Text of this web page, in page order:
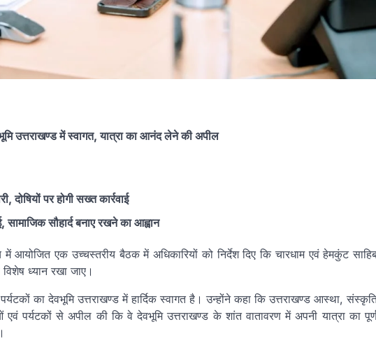
उत्तराखण्ड में स्वागत, यात्रा का आनंद लेने की अपील
दोषियों पर होगी सख्त कार्रवाई
सामाजिक सौहार्द बनाए रखने का आह्वान
आयोजित एक उच्चस्तरीय बैठक में अधिकारियों को निर्देश दिए कि चारधाम एवं हेमकुंट
ध्यान रखा जाए।
का देवभूमि उत्तराखण्ड में हार्दिक स्वागत है। उन्होंने कहा कि उत्तराखण्ड आस्था,
पर्यटकों से अपील की कि वे देवभूमि उत्तराखण्ड के शांत वातावरण में अपनी यात्रा का